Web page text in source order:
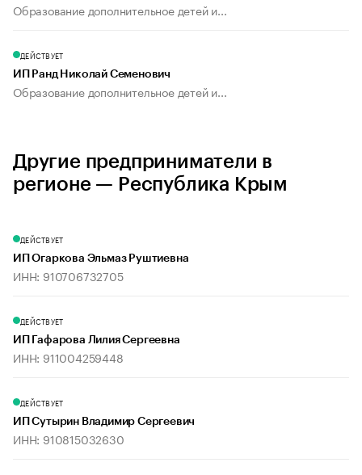
Образование дополнительное детей и...
ДЕЙСТВУЕТ
ИП Ранд Николай Семенович
Образование дополнительное детей и...
Другие предприниматели в
регионе — Республика Крым
ДЕЙСТВУЕТ
ИП Огаркова Эльмаз Руштиевна
ИНН: 910706732705
ДЕЙСТВУЕТ
ИП Гафарова Лилия Сергеевна
ИНН: 911004259448
ДЕЙСТВУЕТ
ИП Сутырин Владимир Сергеевич
ИНН: 910815032630